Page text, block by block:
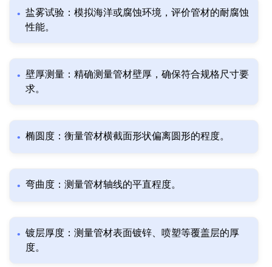
盐雾试验：模拟海洋或腐蚀环境，评价管材的耐腐蚀
性能。
壁厚测量：精确测量管材壁厚，确保符合规格尺寸要
求。
椭圆度：衡量管材横截面形状偏离圆形的程度。
弯曲度：测量管材轴线的平直程度。
镀层厚度：测量管材表面镀锌、喷塑等覆盖层的厚
度。